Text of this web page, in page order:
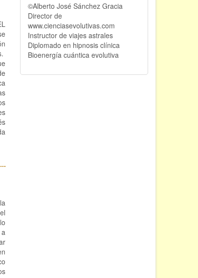
©Alberto José Sánchez Gracia
Director de
www.cienciasevolutivas.com
Instructor de viajes astrales
Diplomado en hipnosis clínica
Bioenergía cuántica evolutiva